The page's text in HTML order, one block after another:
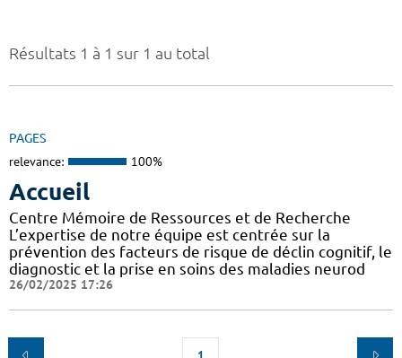
Résultats 1 à 1 sur 1 au total
PAGES
relevance: 100%
Accueil
Centre Mémoire de Ressources et de Recherche
L’expertise de notre équipe est centrée sur la
prévention des facteurs de risque de déclin cognitif, le
diagnostic et la prise en soins des maladies neurod
26/02/2025 17:26